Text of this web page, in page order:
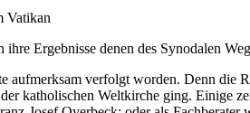
Vatikan
Ergebnisse denen des Synodalen
aufmerksam verfolgt worden. Denn
katholischen Weltkirche ging. Einige